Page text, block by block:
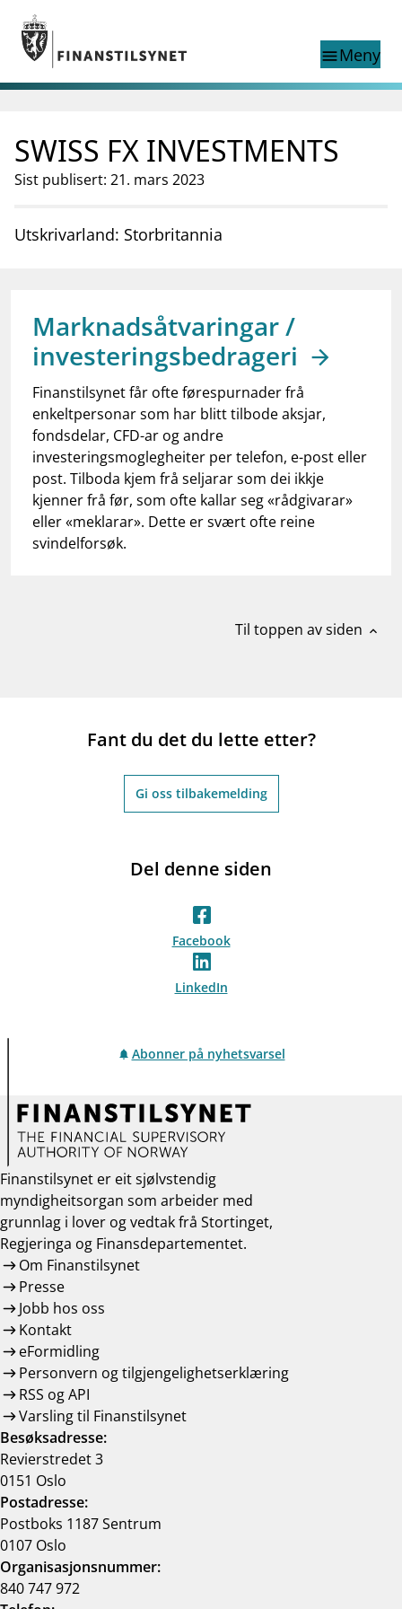
Gå til hovedinnhold
Gå til søkesiden
menuMeny
nettstedet
English
English
Tilsyn
Finanstilsynets registre
businessOm Finanstilsynet
work_outlineJobb hos oss
dashboardInformasjon for investorer
notifications_noneAbonner på nyhetsvarsel
SWISS FX INVESTMENTS
Sist publisert: 21. mars 2023
Utskrivarland: Storbritannia
Marknadsåtvaringar /
investeringsbedrageri
Finanstilsynet får ofte førespurnader frå
enkeltpersonar som har blitt tilbode aksjar,
fondsdelar, CFD-ar og andre
investeringsmoglegheiter per telefon, e-post eller
post. Tilboda kjem frå seljarar som dei ikkje
kjenner frå før, som ofte kallar seg «rådgivarar»
eller «meklarar». Dette er svært ofte reine
svindelforsøk.
Til toppen av siden expand_less
Fant du det du lette etter?
Gi oss tilbakemelding
Del denne siden
Facebook
LinkedIn
Abonner på nyhetsvarsel
Finanstilsynet er eit sjølvstendig
myndigheitsorgan som arbeider med
grunnlag i lover og vedtak frå Stortinget,
Regjeringa og Finansdepartementet.
Om Finanstilsynet
Presse
Jobb hos oss
Kontakt
eFormidling
Personvern og tilgjengelighetserklæring
RSS og API
Varsling til Finanstilsynet
Besøksadresse:
Revierstredet 3
0151 Oslo
Postadresse:
Postboks 1187 Sentrum
0107 Oslo
Organisasjonsnummer:
840 747 972